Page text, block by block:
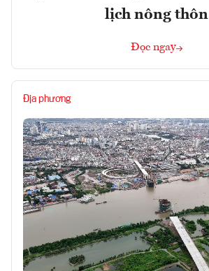
lịch nông thôn
Đọc ngay
Địa phương